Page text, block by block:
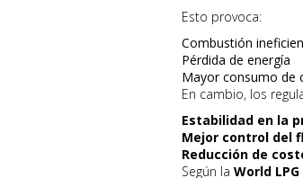
Esto provoca:
Combustión
Pérdida de energía
Mayor consumo de
En cambio, los
Estabilidad en la
Mejor control del
Reducción de
Según la World